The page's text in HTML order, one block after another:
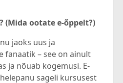
ootate e-õppelt?)
jaoks uus ja
fanaatik – see on ainult
ja nõuab kogemusi. E-
sageli kursusest